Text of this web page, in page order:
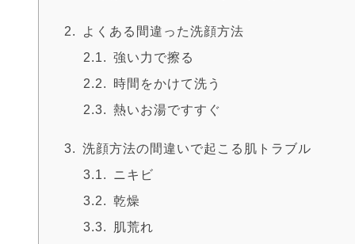
よくある間違った洗顔方法
強い力で擦る
時間をかけて洗う
熱いお湯ですすぐ
洗顔方法の間違いで起こる肌トラブル
ニキビ
乾燥
肌荒れ